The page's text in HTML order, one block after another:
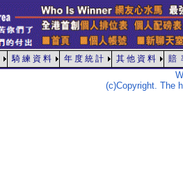
騎 練 資 料 年 度 統 計 其 他 資 料 賠
(c)Copyright. The